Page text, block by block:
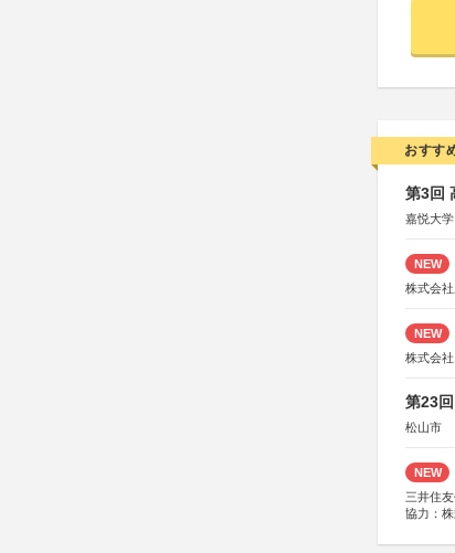
おすす
第3回
嘉悦大
NEW
株式会
NEW
株式会
第23
松山市
NEW
三井住
協力：